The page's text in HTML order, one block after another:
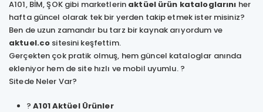
A101, BİM, ŞOK gibi marketlerin aktüel ürün kataloglarını her
hafta güncel olarak tek bir yerden takip etmek ister misiniz?
Ben de uzun zamandır bu tarz bir kaynak arıyordum ve
aktuel.co sitesini keşfettim.
Gerçekten çok pratik olmuş, hem güncel kataloglar anında
ekleniyor hem de site hızlı ve mobil uyumlu. ?
Sitede Neler Var?
?A101 Aktüel Ürünler